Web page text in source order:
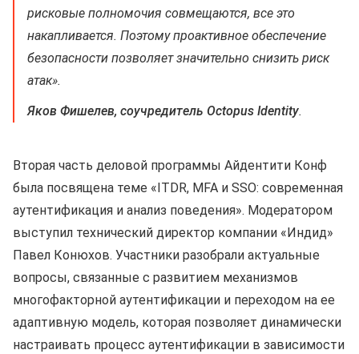
рисковые полномочия совмещаются, все это
накапливается. Поэтому проактивное обеспечение
безопасности позволяет значительно снизить риск
атак».
Яков Фишелев, соучредитель Octopus Identity.
Вторая часть деловой программы Айдентити Конф
была посвящена теме «ITDR, MFA и SSO: современная
аутентификация и анализ поведения». Модератором
выступил технический директор компании «Индид»
Павел Конюхов. Участники разобрали актуальные
вопросы, связанные с развитием механизмов
многофакторной аутентификации и переходом на ее
адаптивную модель, которая позволяет динамически
настраивать процесс аутентификации в зависимости